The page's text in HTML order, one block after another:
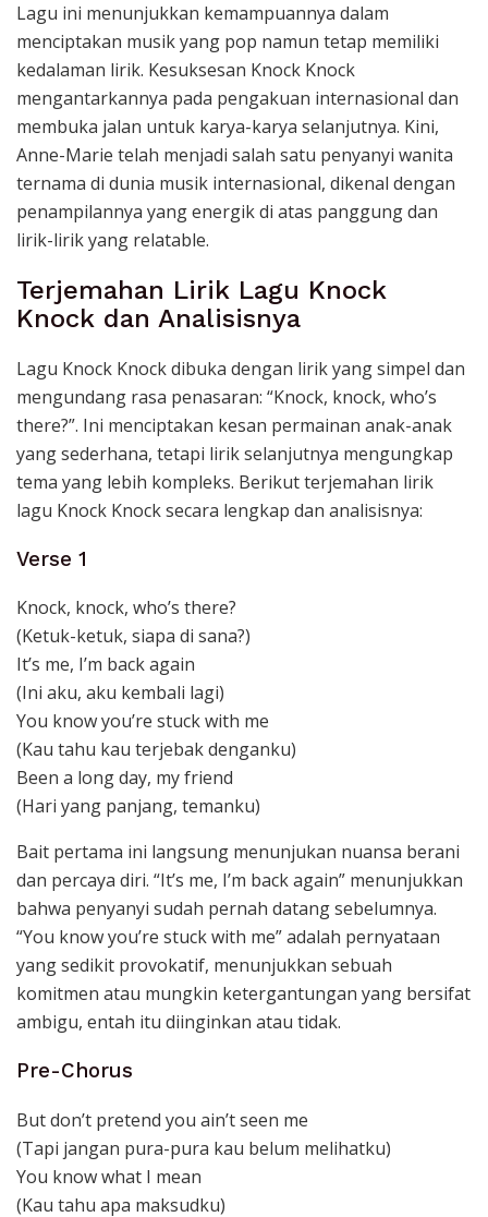
Lagu ini menunjukkan kemampuannya dalam
menciptakan musik yang pop namun tetap memiliki
kedalaman lirik. Kesuksesan Knock Knock
mengantarkannya pada pengakuan internasional dan
membuka jalan untuk karya-karya selanjutnya. Kini,
Anne-Marie telah menjadi salah satu penyanyi wanita
ternama di dunia musik internasional, dikenal dengan
penampilannya yang energik di atas panggung dan
lirik-lirik yang relatable.
Terjemahan Lirik Lagu Knock
Knock dan Analisisnya
Lagu Knock Knock dibuka dengan lirik yang simpel dan
mengundang rasa penasaran: “Knock, knock, who’s
there?”. Ini menciptakan kesan permainan anak-anak
yang sederhana, tetapi lirik selanjutnya mengungkap
tema yang lebih kompleks. Berikut terjemahan lirik
lagu Knock Knock secara lengkap dan analisisnya:
Verse 1
Knock, knock, who’s there?
(Ketuk-ketuk, siapa di sana?)
It’s me, I’m back again
(Ini aku, aku kembali lagi)
You know you’re stuck with me
(Kau tahu kau terjebak denganku)
Been a long day, my friend
(Hari yang panjang, temanku)
Bait pertama ini langsung menunjukan nuansa berani
dan percaya diri. “It’s me, I’m back again” menunjukkan
bahwa penyanyi sudah pernah datang sebelumnya.
“You know you’re stuck with me” adalah pernyataan
yang sedikit provokatif, menunjukkan sebuah
komitmen atau mungkin ketergantungan yang bersifat
ambigu, entah itu diinginkan atau tidak.
Pre-Chorus
But don’t pretend you ain’t seen me
(Tapi jangan pura-pura kau belum melihatku)
You know what I mean
(Kau tahu apa maksudku)